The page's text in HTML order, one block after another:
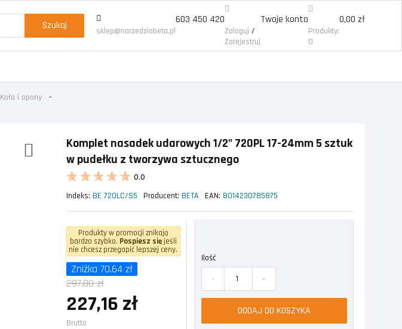
Szukaj 603 450 420
sklep@narzedziabeta.pl
Twoje konto
Zaloguj /
Zarejestruj
0,00 zł
Produkty:
0
Koła i opony
Komplet nasadek udarowych 1/2" 720PL 17-24mm 5 sztuk
w pudełku z tworzywa sztucznego
0.0
Indeks: BE 720LC/S5 Producent: BETA EAN: 8014230785875
Produkty w promocji znikają
bardzo szybko. Pospiesz sięjeśli
nie chcesz przegapić lepszej ceny.
Zniżka 70,64 zł
297,80 zł
227,16 zł
Brutto
Ilość
- +
DODAJ DO KOSZYKA